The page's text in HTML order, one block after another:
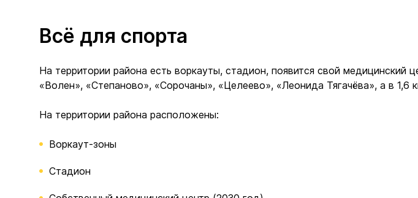
Всё для спорта
На территории района есть воркауты, стадион, появится свой
«Волен», «Степаново», «Сорочаны», «Целеево», «Леонида Тягачёва», а в
На территории района расположены:
Воркаут-зоны
Стадион